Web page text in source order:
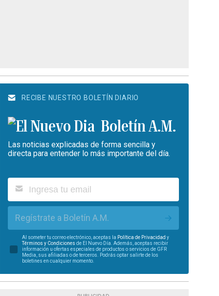
RECIBE NUESTRO BOLETÍN DIARIO
Boletín A.M.
Las noticias explicadas de forma sencilla y
directa para entender lo más importante del día.
Regístrate a Boletín A.M.
Al someter tu correo electrónico, aceptas la Política de Privacidad y
Términos y Condiciones de El Nuevo Día. Además, aceptas recibir
información u ofertas especiales de productos o servicios de GFR
Media, sus afiliadas o de terceros. Podrás optar salirte de los
boletines en cualquier momento.